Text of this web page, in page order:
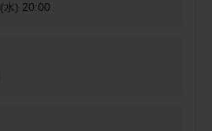
水) 20:00